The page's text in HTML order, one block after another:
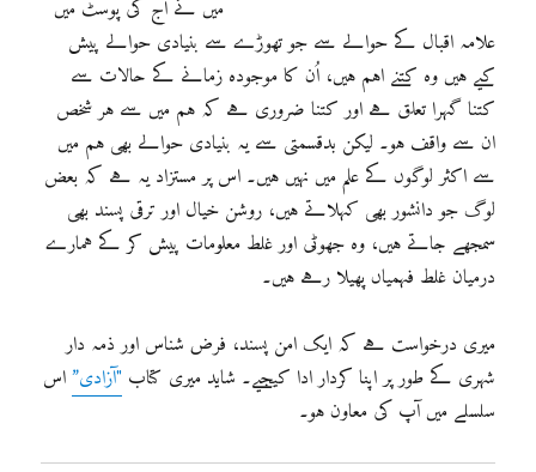
میں نے آج کی پوسٹ میں
علامہ اقبال کے حوالے سے جو تھوڑے سے بنیادی حوالے پیش
کیے ہیں وہ کتنے اہم ہیں، اُن کا موجودہ زمانے کے حالات سے
کتنا گہرا تعلق ہے اور کتنا ضروری ہے کہ ہم میں سے ہر شخص
ان سے واقف ہو۔ لیکن بدقسمتی سے یہ بنیادی حوالے بھی ہم میں
سے اکثر لوگوں کے علم میں نہیں ہیں۔ اس پر مستزاد یہ ہے کہ بعض
لوگ جو دانشور بھی کہلاتے ہیں، روشن خیال اور ترقی پسند بھی
سمجھے جاتے ہیں، وہ جھوٹی اور غلط معلومات پیش کر کے ہمارے
درمیان غلط فہمیاں پھیلا رہے ہیں۔
میری درخواست ہے کہ ایک امن پسند، فرض شناس اور ذمہ دار
شہری کے طور پر اپنا کردار ادا کیجیے۔ شاید میری کتاب "آزادی”اس
سلسلے میں آپ کی معاون ہو۔